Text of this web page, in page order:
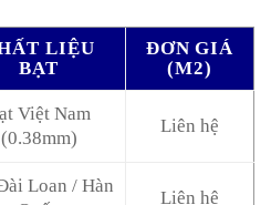
LIỆU
BẠT
ĐƠN GIÁ
(M2)
Việt Nam
(0.38mm)
Liên hệ
Loan / Hàn
Liên hệ